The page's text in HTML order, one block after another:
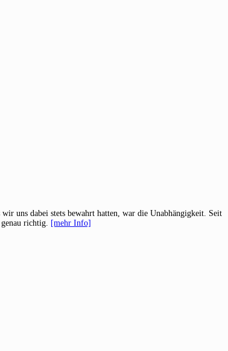
uns dabei stets bewahrt hatten, war die Unabhängigkeit. Seit
richtig. [mehr Info]